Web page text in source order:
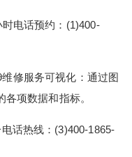
电话预约：(1)400-
修服务可视化：通过图
项数据和指标。
话热线：(3)400-1865-
时中心网点 史麦
时电话预约：(1)4
化：通过图表、报
各项数据和指标。
统一电话热线：